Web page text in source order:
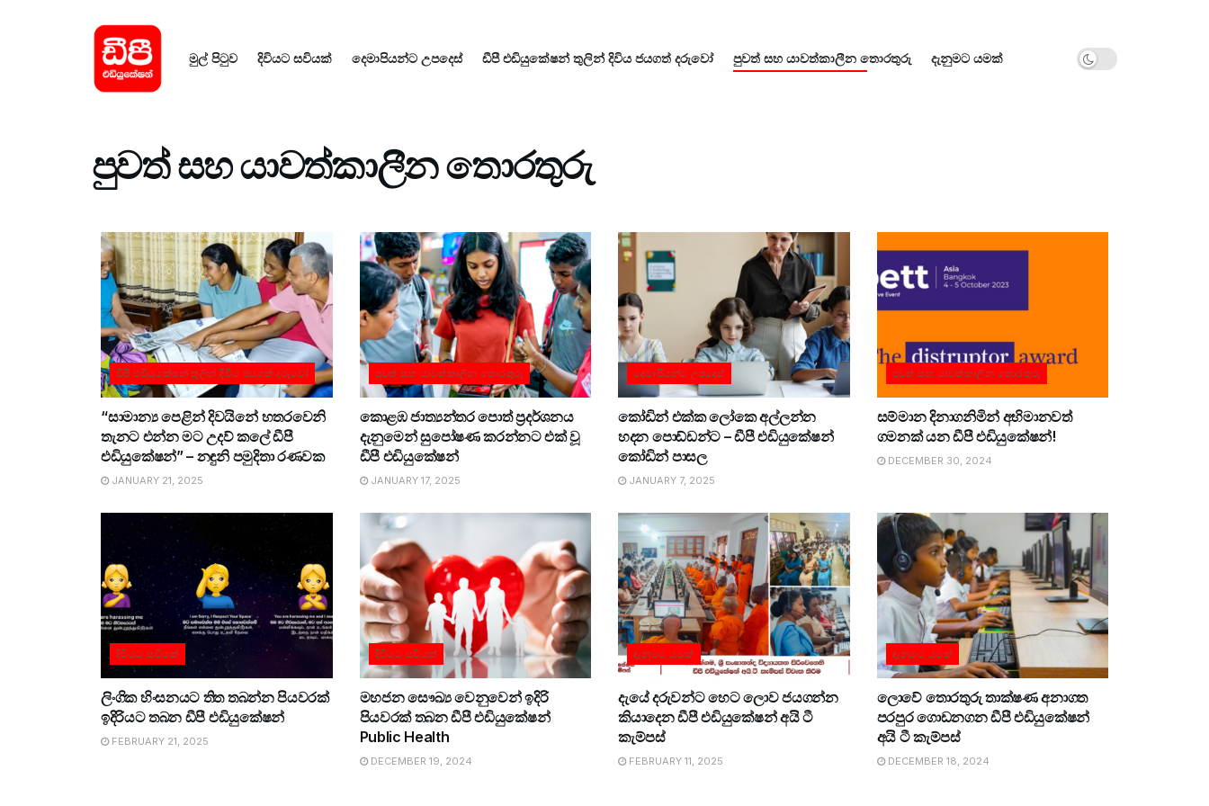
මුල් පිටුව​ දිවියට සවියක් දෙමාපියන්ට උපදෙස් ඩීපී එඩියුකේෂන් තුලින් දිවිය ජයගත් දරුවෝ පුවත් සහ යාවත්කාලීන තොරතුරු දැනුමට යමක්
පුවත් සහ යාවත්කාලීන තොරතුරු
ඩීපී එඩියුකේෂන් තුලින් දිවිය ජයගත් දරුවෝ
“සාමාන්‍ය පෙළින් දිවයිනේ හතරවෙනි
තැනට එන්න මට උදව් කලේ ඩීපී
එඩියුකේෂන්” – නඳුනි පමුදිතා රණවක
JANUARY 21, 2025
පුවත් සහ යාවත්කාලීන තොරතුරු
කොළඹ ජාත්‍යන්තර පොත් ප්‍රදර්ශනය
දැනුමෙන් සුපෝෂණ කරන්නට එක් වූ
ඩීපී එඩියුකේෂන්
JANUARY 17, 2025
දෙමාපියන්ට උපදෙස්
කෝඩින් එක්ක ලෝකෙ අල්ලන්න
හදන පොඩ්ඩන්ට – ඩීපී එඩියුකේෂන්
කෝඩින් පාසල
JANUARY 7, 2025
පුවත් සහ යාවත්කාලීන තොරතුරු
සම්මාන දිනාගනිමින් අභිමානවත්
ගමනක් යන ඩීපී එඩියුකේෂන්!
DECEMBER 30, 2024
දිවියට සවියක්
ලිංගික හිංසනයට තිත තබන්න පියවරක්
ඉදිරියට තබන ඩීපී එඩියුකේෂන්
FEBRUARY 21, 2025
දිවියට සවියක්
මහජන සෞඛ්‍ය වෙනුවෙන් ඉදිරි
පියවරක් තබන ඩීපී එඩියුකේෂන්
Public Health
DECEMBER 19, 2024
දැනුමට යමක්
දැයේ දරුවන්ට හෙට ලොව ජයගන්න
කියාදෙන ඩීපී එඩියුකේෂන් අයි ටී
කැම්පස්
FEBRUARY 11, 2025
දැනුමට යමක්
ලොවේ තොරතුරු තාක්ෂණ අනාගත
පරපුර ගොඩනගන ඩීපී එඩියුකේෂන්
අයි ටී කැම්පස්
DECEMBER 18, 2024